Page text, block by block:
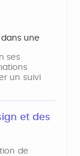
dans une
ses
un suivi
et des
de